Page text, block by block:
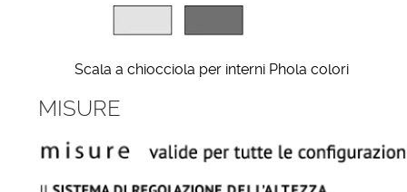
Scala a chiocciola per interni Phola colori
MISURE